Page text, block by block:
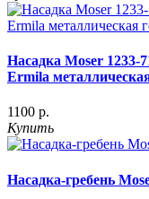
Насадка Moser
Ermila
1100 р.
Купить
Насадка-гребень